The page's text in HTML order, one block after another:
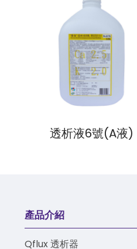
透析液6號(A液)
產品介紹
Qflux 透析器